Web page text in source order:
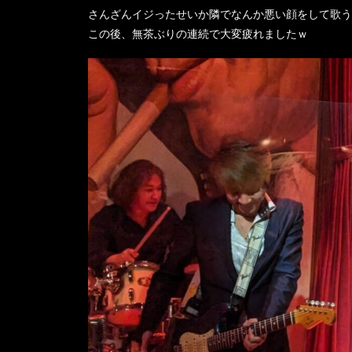
さんざんイジったせいか隣でなんか悪い顔をして歌
この後、無茶ぶりの連続で大変疲れましたｗ